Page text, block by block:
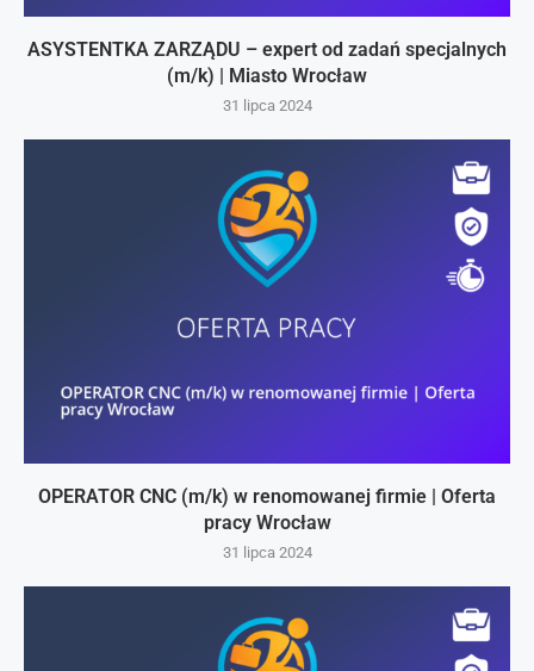
ASYSTENTKA ZARZĄDU – expert od zadań specjalnych
(m/k) | Miasto Wrocław
31 lipca 2024
OPERATOR CNC (m/k) w renomowanej firmie | Oferta
pracy Wrocław
31 lipca 2024